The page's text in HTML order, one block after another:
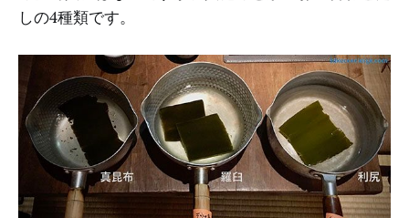
しの4種類です。